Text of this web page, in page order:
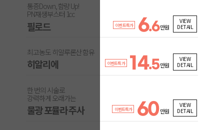
통증Down, 함량 Up!
PN재생부스터 1cc
필로드 이벤트특가 6.6만원
VIEW
DETAIL
최고농도 히알루론산 함유
히알리에 이벤트특가 14.5만원
VIEW
DETAIL
한 번의 시술로
강력하게 오래가는
물광 포뮬라 주사 이벤트특가 60만원
VIEW
DETAIL